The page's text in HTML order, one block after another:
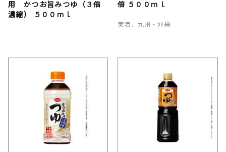
用 かつお旨みつゆ（３倍
濃縮） ５００ｍｌ
倍 ５００ｍｌ
東海、九州・沖縄